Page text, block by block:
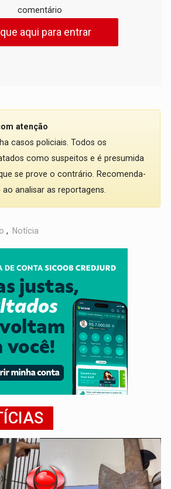
comentário
aqui para entrar
atenção
casos policiais. Todos os
como suspeitos e é presumida
se prove o contrário. Recomenda-
analisar as reportagens.
, Notícia